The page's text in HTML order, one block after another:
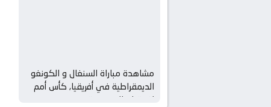
مشاهدة مباراة السنغال و الكونغو
الديمقراطية في أفريقيا, كأس أمم
إفريقيا – المجموعة د